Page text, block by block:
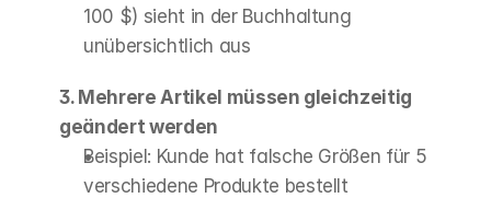
100 $) sieht in der Buchhaltung
unübersichtlich aus
3. Mehrere Artikel müssen gleichzeitig
geändert werden
Beispiel: Kunde hat falsche Größen für 5
verschiedene Produkte bestellt